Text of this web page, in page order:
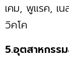
เคม, พูแรค, เน
วิคโค
5.อุตสาหกรร